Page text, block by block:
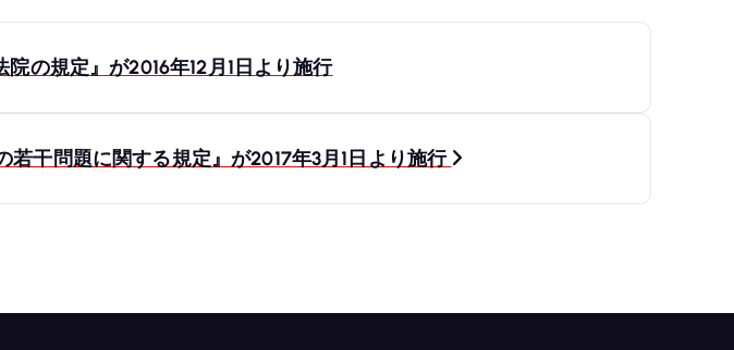
の規定』が2016年12月1日より施行
干問題に関する規定』が2017年3月1日より施行